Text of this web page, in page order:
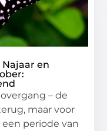
en
– de
maar voor
periode van